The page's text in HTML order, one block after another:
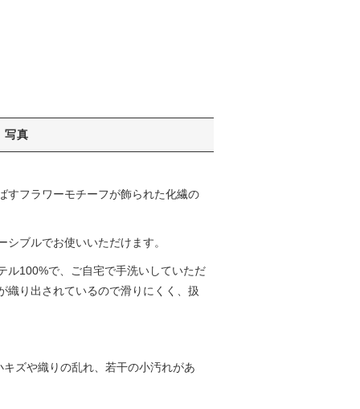
写真
すフラワーモチーフが飾られた化繊の
ブルでお使いいただけます。
ル100%で、ご自宅で手洗いしていただ
織り出されているので滑りにくく、扱
ズや織りの乱れ、若干の小汚れがあ